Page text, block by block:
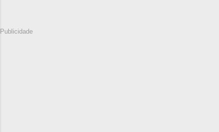
Publicidade